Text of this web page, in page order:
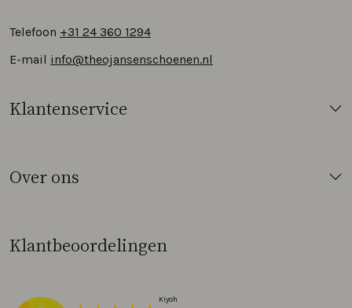
Telefoon +31 24 360 1294
E-mail info@theojansenschoenen.nl
Klantenservice
Over ons
Klantbeoordelingen